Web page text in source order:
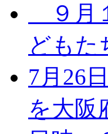
９月
どもた
7月26
を大阪